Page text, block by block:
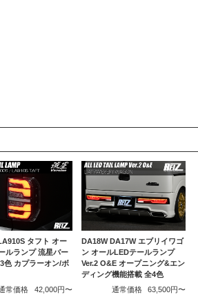
タフト オー
ルランプ 流星バー
色 カプラーオン/ボ
常価格
42,000円〜
DA18W DA17W エブリイワゴ
ン オールLEDテールランプ
Ver.2 O&E オープニング&エン
ディング機能搭載 全4色
通常価格
63,500円〜